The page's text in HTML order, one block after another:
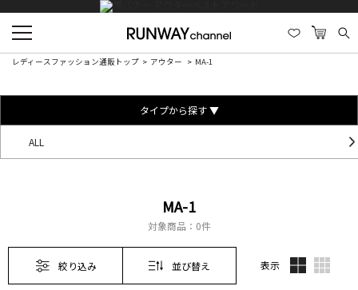
レディースファッション通販トップ アウター MA-1
タイプから探す ▼
ALL
MA-1
対象商品： 0件
絞り込み 並び替え 表示